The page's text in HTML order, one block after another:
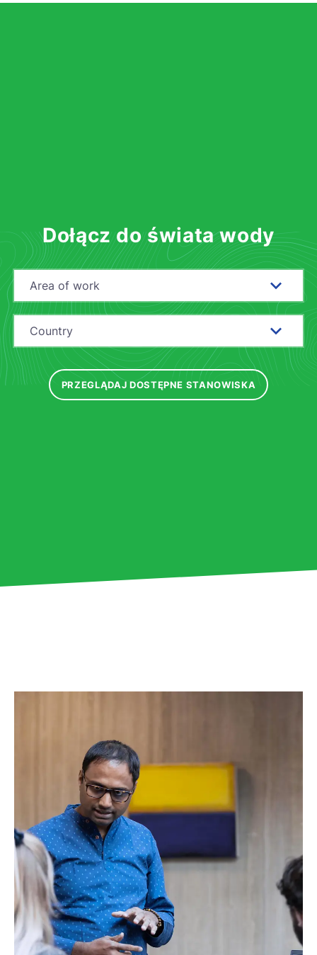
Dołącz do świata wody
Area of work
Country
PRZEGLĄDAJ DOSTĘPNE STANOWISKA